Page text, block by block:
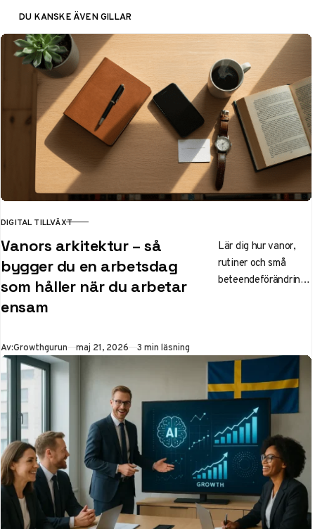
DU KANSKE ÄVEN GILLAR
KATEGORI
DIGITAL TILLVÄXT
Vanors arkitektur – så
bygger du en arbetsdag
som håller när du arbetar
ensam
Lär dig hur vanor,
rutiner och små
beteendeförändringa
ensam eller
hemifrån.
Av:Growthgurun Publicerad
maj 21, 2026 3 min läsning